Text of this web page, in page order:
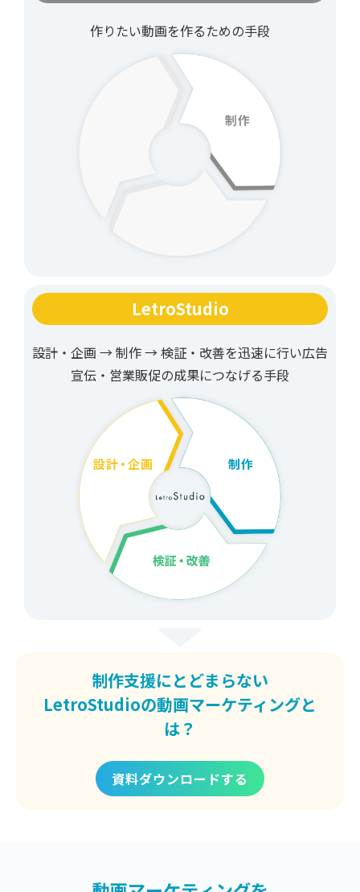
作りたい動画を作るための手段
LetroStudio
設計・企画 → 制作 → 検証・改善を迅速に行い広告
宣伝・営業販促の成果につなげる手段
制作支援にとどまらない
LetroStudioの動画マーケティングと
は？
資料ダウンロードする